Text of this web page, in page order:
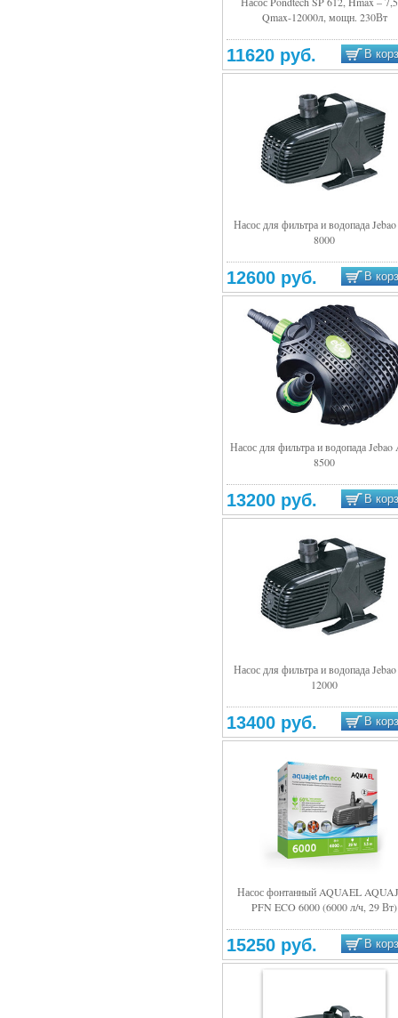
Qmax-12000л, мощн. 230Вт
11620 руб. В
Насос для фильтра и водопада
8000
12600 руб. В
Насос для фильтра и водопада
8500
13200 руб. В
Насос для фильтра и водопада
12000
13400 руб. В
Подробнее
Насос фонтанный AQUAEL
PFN ECO 6000 (6000 л/ч, 29 Вт)
15250 руб. В